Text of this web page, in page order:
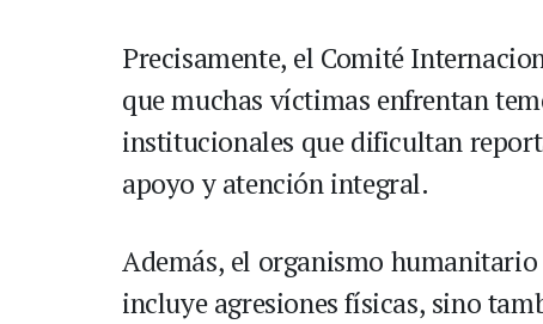
Precisamente, el Comité
que muchas víctimas enfrentan
institucionales que dificultan
apoyo y atención integral.
Además, el organismo
incluye agresiones físicas, sino